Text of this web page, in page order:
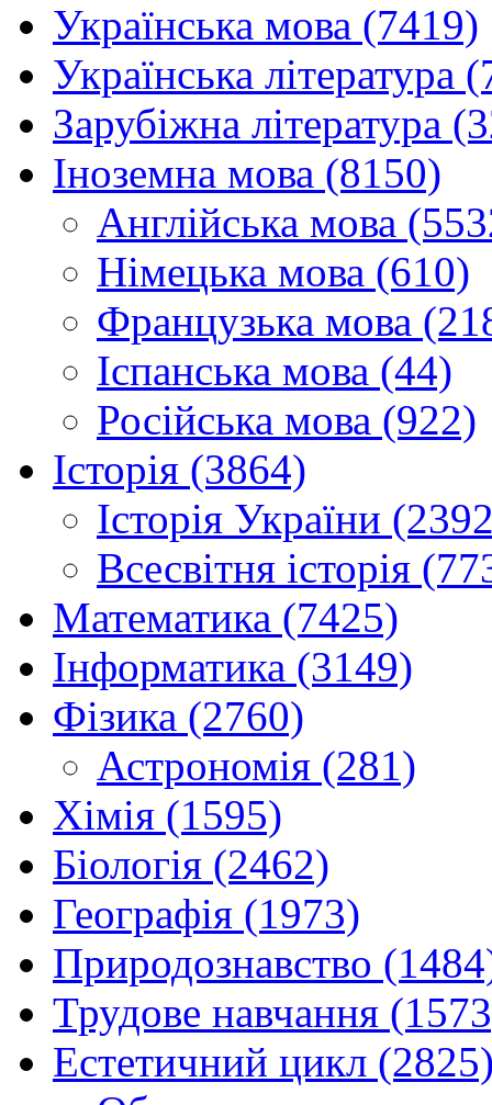
Українська мова (7419)
Українська література
Зарубіжна література
Іноземна мова (8150)
Англійська мова
Німецька мова (610)
Французька мова
Іспанська мова (44)
Російська мова (922)
Історія (3864)
Історія України
Всесвітня історія
Математика (7425)
Інформатика (3149)
Фізика (2760)
Астрономія (281)
Хімія (1595)
Біологія (2462)
Географія (1973)
Природознавство
Трудове навчання
Естетичний цикл